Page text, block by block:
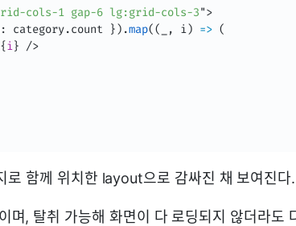
cols-1 gap-6 lg:grid-cols-3">
: category.count } ) .map(( , i) => (
{i} />
함께 위치한 layout으로 감싸진 채 보여진다.
며, 탈취 가능해 화면이 다 로딩되지 않더라도